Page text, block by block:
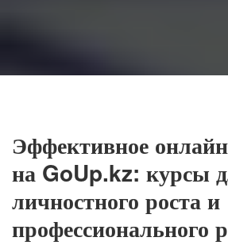
Эффективное
на GoUp.kz: курсы
личностного роста и
профессионального